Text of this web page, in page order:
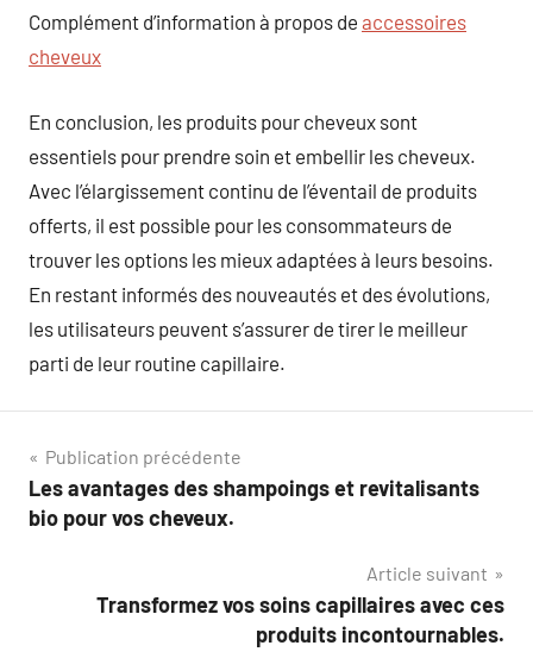
Complément d’information à propos de accessoires
cheveux
En conclusion, les produits pour cheveux sont
essentiels pour prendre soin et embellir les cheveux.
Avec l’élargissement continu de l’éventail de produits
offerts, il est possible pour les consommateurs de
trouver les options les mieux adaptées à leurs besoins.
En restant informés des nouveautés et des évolutions,
les utilisateurs peuvent s’assurer de tirer le meilleur
parti de leur routine capillaire.
Navigation
de
Publication précédente
Les avantages des shampoings et revitalisants
bio pour vos cheveux.
Article suivant
Transformez vos soins capillaires avec ces
produits incontournables.